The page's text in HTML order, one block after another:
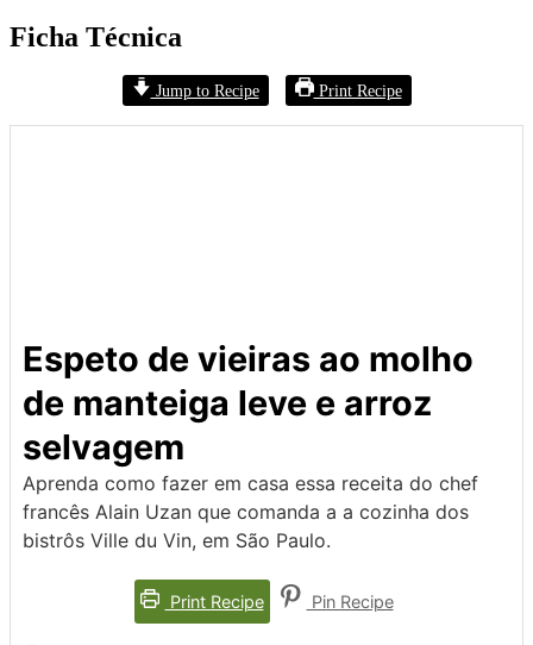
Ficha Técnica
Jump to Recipe Print Recipe
Espeto de vieiras ao molho
de manteiga leve e arroz
selvagem
Aprenda como fazer em casa essa receita do chef
francês Alain Uzan que comanda a a cozinha dos
bistrôs Ville du Vin, em São Paulo.
Print Recipe Pin Recipe